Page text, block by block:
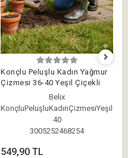
Konçlu Peluşlu Kadın Yağmur
Çizmesi 36-40 Yeşil Çiçekli
Belix
40
3005252468254
549,90 TL